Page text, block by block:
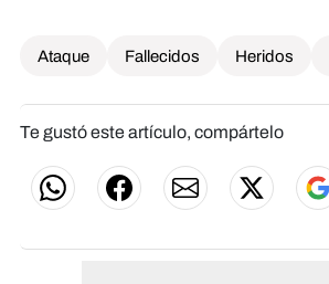
Ataque Fallecidos Heridos
Te gustó este artículo, compártelo